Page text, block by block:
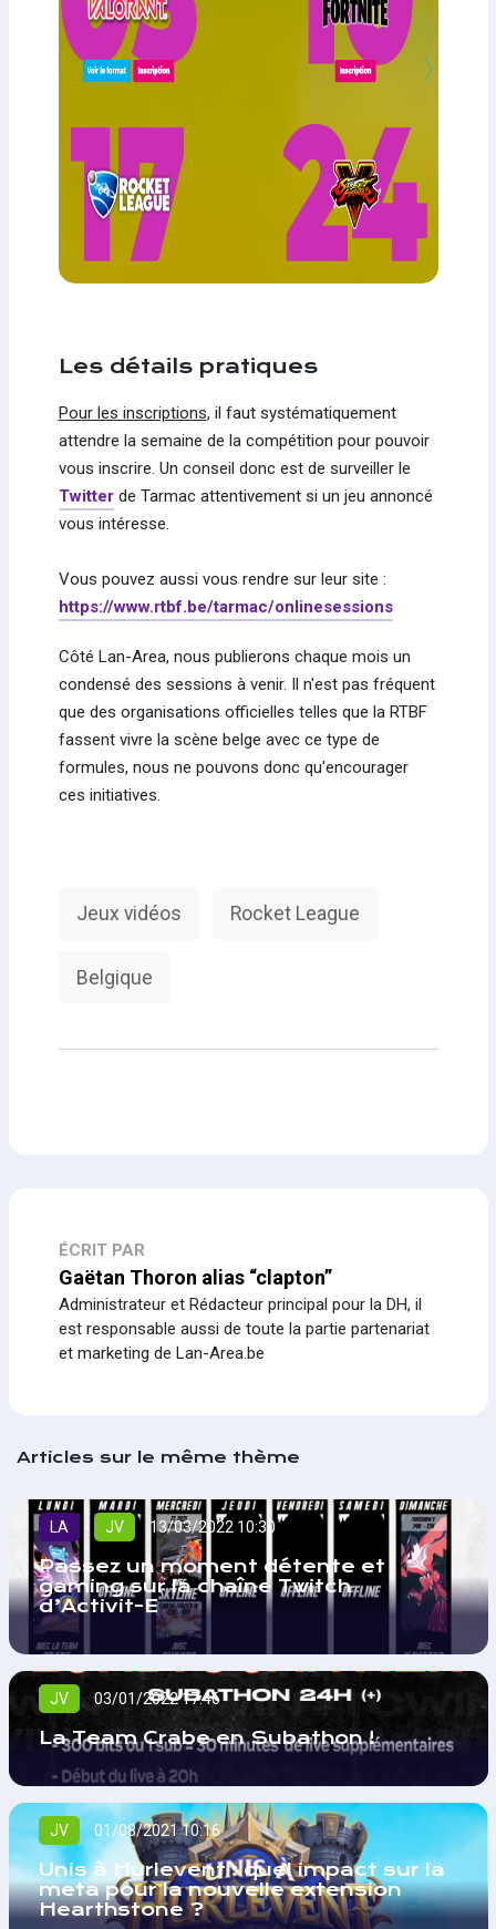
Les détails pratiques
Pour les inscriptions, il faut systématiquement
attendre la semaine de la compétition pour pouvoir
vous inscrire. Un conseil donc est de surveiller le
Twitterde Tarmac attentivement si un jeu annoncé
vous intéresse.
Vous pouvez aussi vous rendre sur leur site :
https://www.rtbf.be/tarmac/onlinesessions
Côté Lan-Area, nous publierons chaque mois un
condensé des sessions à venir. Il n'est pas fréquent
que des organisations officielles telles que la RTBF
fassent vivre la scène belge avec ce type de
formules, nous ne pouvons donc qu'encourager
ces initiatives.
Jeux vidéos Rocket League
Belgique
ÉCRIT PAR
Gaëtan Thoron alias “clapton”
Administrateur et Rédacteur principal pour la DH, il
est responsable aussi de toute la partie partenariat
et marketing de Lan-Area.be
Articles sur le même thème
LA JV 13/03/2022 10:30
Passez un moment détente et
gaming sur la chaîne Twitch
d’Activit-E
JV 03/01/2022 17:46
La Team Crabe en Subathon !
JV 01/08/2021 10:16
Unis à Hurlevent : quel impact sur la
meta pour la nouvelle extension
Hearthstone ?